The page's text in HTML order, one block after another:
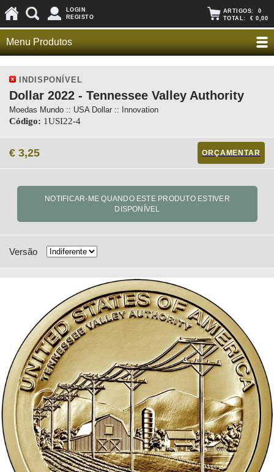
LOGIN
REGISTO
ARTIGOS: 0
TOTAL: € 0,00
Menu Produtos
INDISPONÍVEL
Dollar 2022 - Tennessee Valley Authority
Moedas Mundo :: USA Dollar :: Innovation
Código: 1USI22-4
€ 3,25 ORÇAMENTAR
Versão